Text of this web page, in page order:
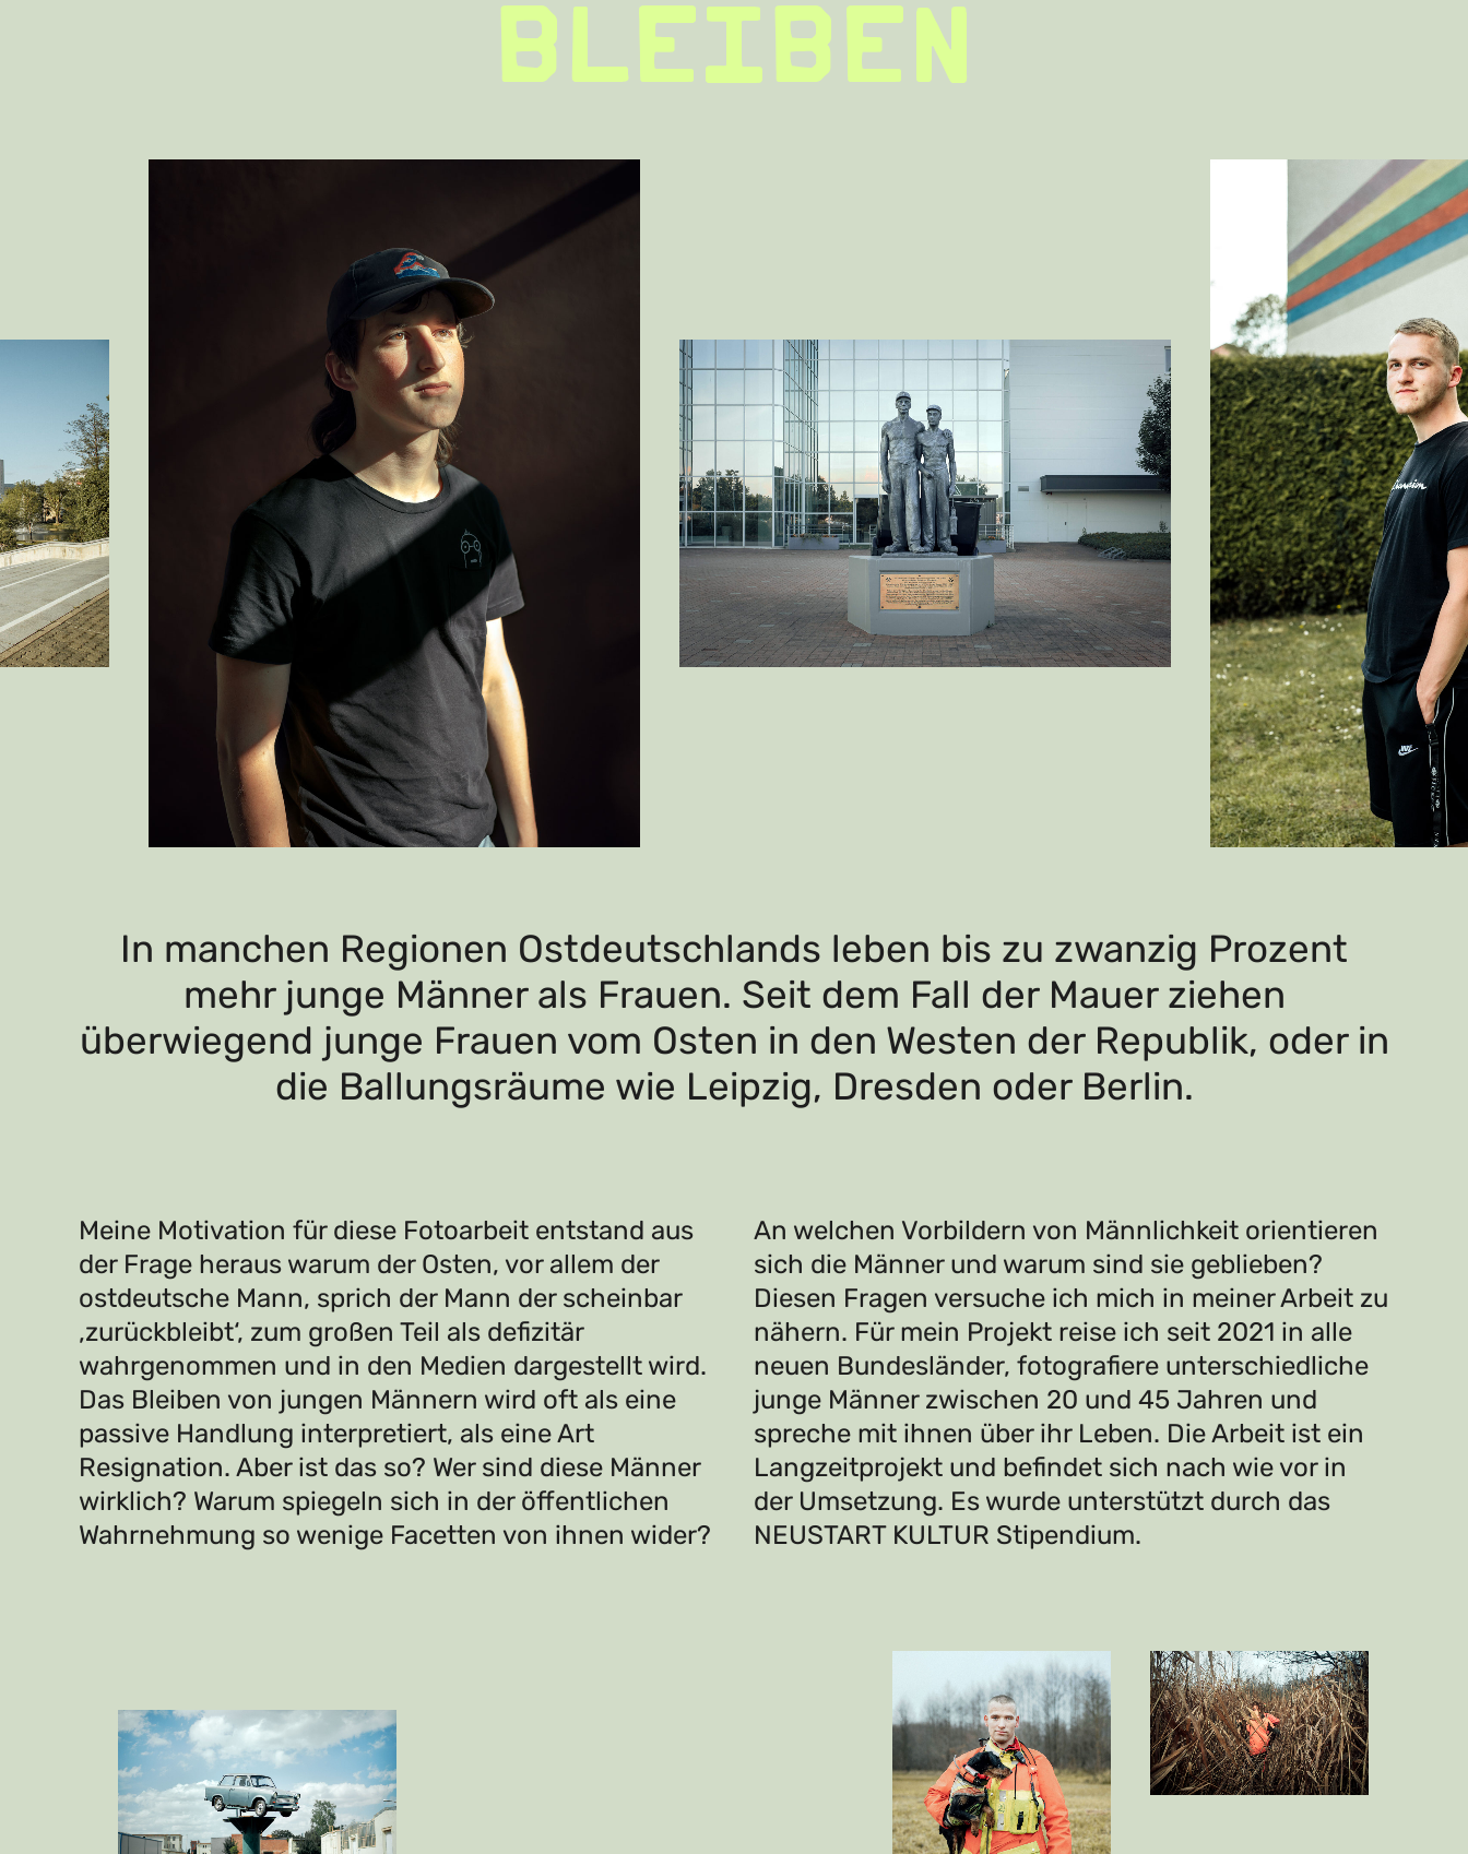
BLEIBEN
In manchen Regionen Ostdeutschlands leben bis zu zwanzig Prozent
mehr junge Männer als Frauen. Seit dem Fall der Mauer ziehen
überwiegend junge Frauen vom Osten in den Westen der Republik, oder in
die Ballungsräume wie Leipzig, Dresden oder Berlin.
Meine Motivation für diese Fotoarbeit entstand aus
der Frage heraus warum der Osten, vor allem der
ostdeutsche Mann, sprich der Mann der scheinbar
‚zurückbleibt‘, zum großen Teil als defizitär
wahrgenommen und in den Medien dargestellt wird.
Das Bleiben von jungen Männern wird oft als eine
passive Handlung interpretiert, als eine Art
Resignation. Aber ist das so? Wer sind diese Männer
wirklich? Warum spiegeln sich in der öffentlichen
Wahrnehmung so wenige Facetten von ihnen wider?
An welchen Vorbildern von Männlichkeit orientieren
sich die Männer und warum sind sie geblieben?
Diesen Fragen versuche ich mich in meiner Arbeit zu
nähern. Für mein Projekt reise ich seit 2021 in alle
neuen Bundesländer, fotografiere unterschiedliche
junge Männer zwischen 20 und 45 Jahren und
spreche mit ihnen über ihr Leben. Die Arbeit ist ein
Langzeitprojekt und befindet sich nach wie vor in
der Umsetzung. Es wurde unterstützt durch das
NEUSTART KULTUR Stipendium.